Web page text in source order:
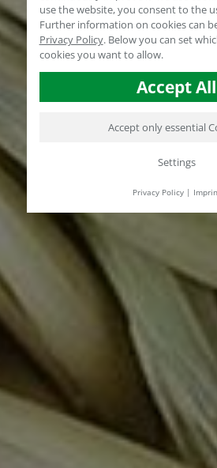
use the website, you consent to the
Further information on cookies can
Privacy Policy. Below you can set
cookies you want to allow.
Accept All
Accept only essential
Settings
Privacy Policy|